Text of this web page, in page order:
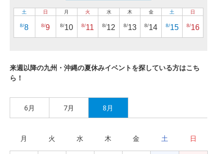
土
8/8
日
8/9
月
8/10
火
8/11
水
8/12
木
8/13
金
8/14
土
8/15
日
8/16
来週以降の九州・沖縄の夏休みイベントを探している方はこち
ら！
6月 7月 8月
月 火 水 木 金 土 日